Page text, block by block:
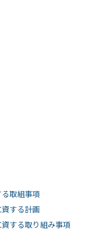
取組事項
する計画
する取り組み事項